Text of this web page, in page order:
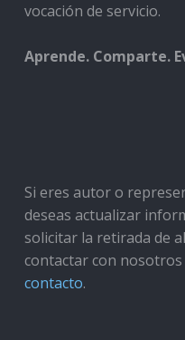
vocación de servicio.
Aprende. Comparte.
Si eres autor o
deseas actualizar
solicitar la retirada de
contactar con nosotros
contacto.